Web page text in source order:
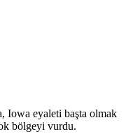
Iowa eyaleti başta olmak
bölgeyi vurdu.